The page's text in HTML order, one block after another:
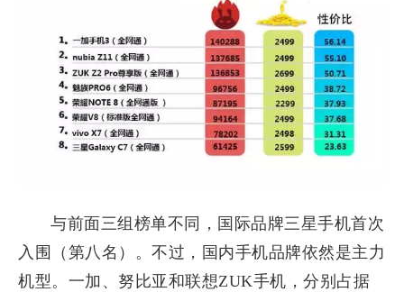
与前面三组榜单不同，国际品牌三星手机首次
入围（第八名）。不过，国内手机品牌依然是主力
机型。一加、努比亚和联想ZUK手机，分别占据